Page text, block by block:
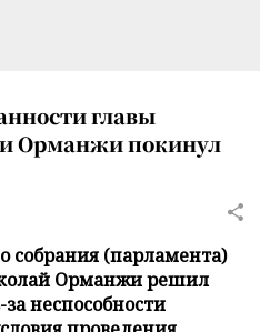
главы
Орманжи покинул
собрания (парламента)
Орманжи решил
неспособности